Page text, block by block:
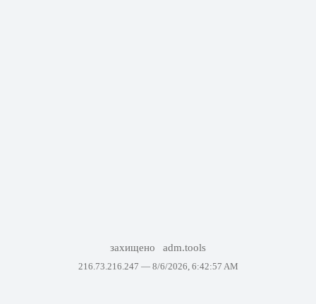
захищено adm.tools
216.73.216.247 — 8/6/2026, 6:42:57 AM